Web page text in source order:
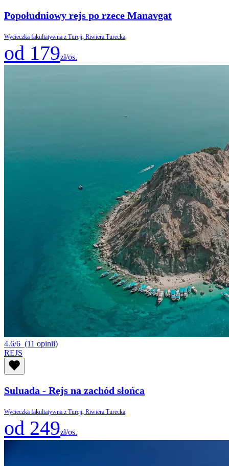
Popołudniowy rejs po rzece Manavgat
Wycieczka fakultatywna z Turcji, Riwiera Turecka
od 179zł/os.
4.6/6 (11 opinii)
REJS
Suluada - Rejs na zachód słońca
Wycieczka fakultatywna z Turcji, Riwiera Turecka
od 249zł/os.